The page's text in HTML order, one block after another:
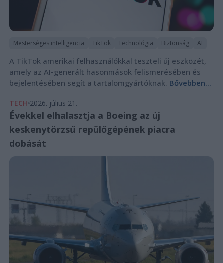
Mesterséges intelligencia TikTok Technológia Biztonság AI
A TikTok amerikai felhasználókkal teszteli új eszközét,
amely az AI-generált hasonmások felismerésében és
bejelentésében segít a tartalomgyártóknak. Bővebben...
TECH 2026. július 21.
Évekkel elhalasztja a Boeing az új
keskenytörzsű repülőgépének piacra
dobását